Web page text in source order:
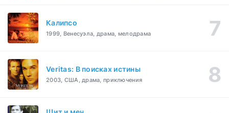
Калипсо
1999, Венесуэла, драма, мелодрама
Veritas: В поисках истины
2003, США, драма, приключения